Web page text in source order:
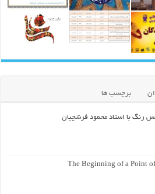
برچسب ها
رنگ با استاد محمود فرشچیان
The Beginning of a Point